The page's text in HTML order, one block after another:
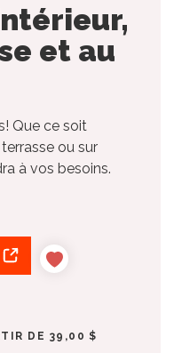
et au
Que ce soit
ou sur
à vos besoins.
DE 39,00 $